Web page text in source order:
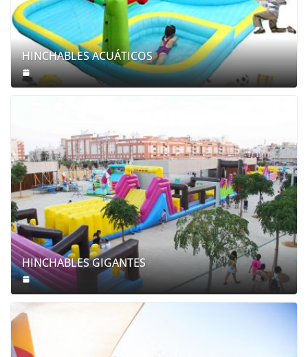
HINCHABLES ACUÁTICOS
HINCHABLES GIGANTES